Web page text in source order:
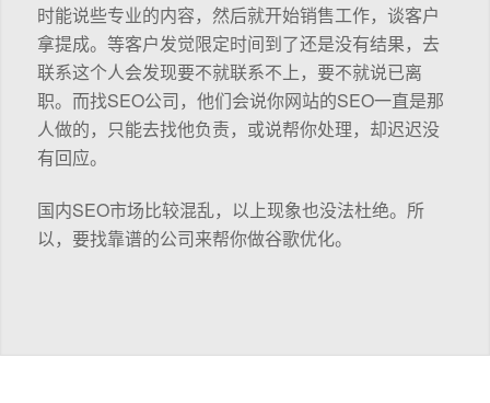
时能说些专业的内容，然后就开始销售工作，谈客户
拿提成。等客户发觉限定时间到了还是没有结果，去
联系这个人会发现要不就联系不上，要不就说已离
职。而找SEO公司，他们会说你网站的SEO一直是那
人做的，只能去找他负责，或说帮你处理，却迟迟没
有回应。
国内SEO市场比较混乱，以上现象也没法杜绝。所
以，要找靠谱的公司来帮你做谷歌优化。